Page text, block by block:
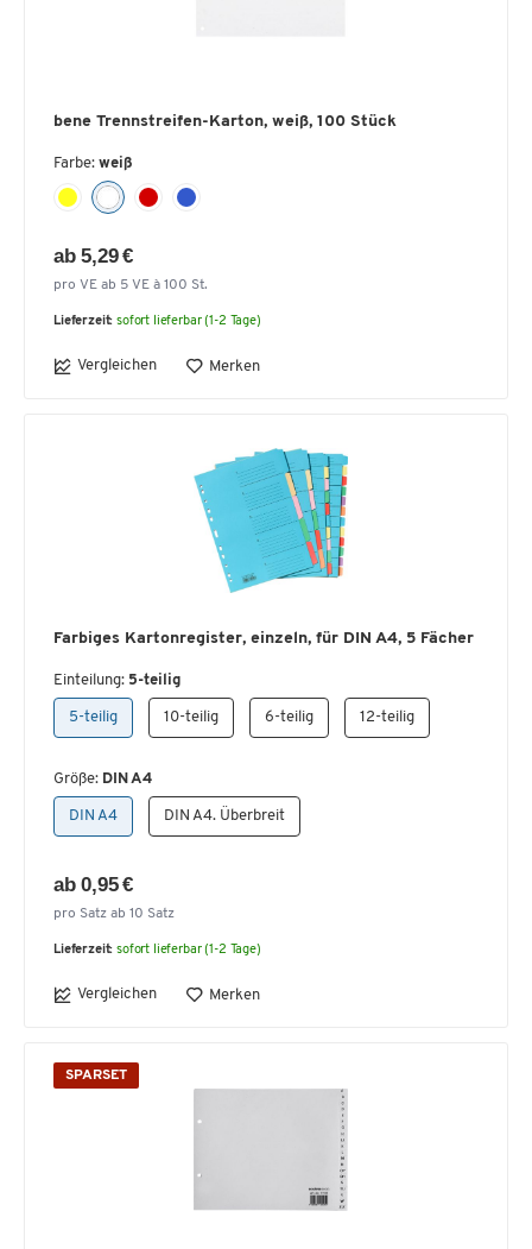
bene Trennstreifen-Karton, weiß, 100 Stück
Farbe: weiß
ab 5,29 €
pro VE ab 5 VE à 100 St.
Lieferzeit: sofort lieferbar (1-2 Tage)
Vergleichen Merken
Farbiges Kartonregister, einzeln, für DIN A4, 5 Fächer
Einteilung: 5-teilig
5-teilig 10-teilig 6-teilig 12-teilig
Größe: DIN A4
DIN A4 DIN A4. Überbreit
ab 0,95 €
pro Satz ab 10 Satz
Lieferzeit: sofort lieferbar (1-2 Tage)
Vergleichen Merken
SPARSET